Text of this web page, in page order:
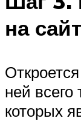
на
ней всего
которых